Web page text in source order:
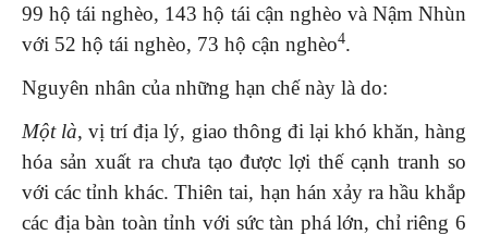
99 hộ tái nghèo, 143 hộ tái cận nghèo và Nậm Nhùn
với 52 hộ tái nghèo, 73 hộ cận nghèo4.
Nguyên nhân của những hạn chế này là do:
Một là, vị trí địa lý, giao thông đi lại khó khăn, hàng
hóa sản xuất ra chưa tạo được lợi thế cạnh tranh so
với các tỉnh khác. Thiên tai, hạn hán xảy ra hầu khắp
các địa bàn toàn tỉnh với sức tàn phá lớn, chỉ riêng 6